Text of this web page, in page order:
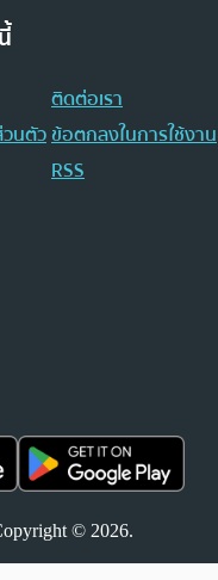
ติดต่อเรา
นตัวข้อตกลงในการใช้งาน
RSS
© 2026.